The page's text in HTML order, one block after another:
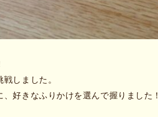
しました。
好きなふりかけを選んで握りました！